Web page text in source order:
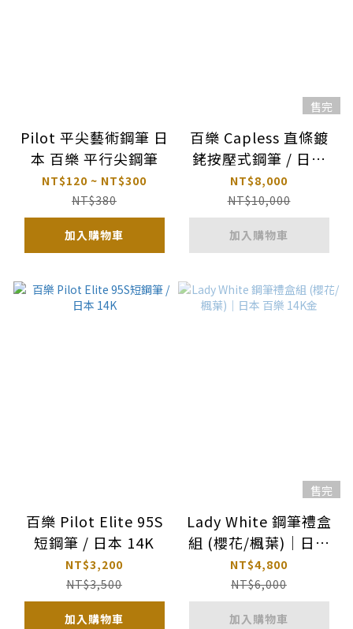
Pilot 平尖藝術鋼筆 日
本 百樂 平行尖鋼筆
NT$120 ~ NT$300
NT$380
加入購物車
售完
百樂 Capless 直條鍍
銠按壓式鋼筆 / 日本
18K
NT$8,000
NT$10,000
加入購物車
百樂 Pilot Elite 95S
短鋼筆 / 日本 14K
NT$3,200
NT$3,500
加入購物車
售完
Lady White 鋼筆禮盒
組 (櫻花/楓葉)｜日本
百樂 14K金
NT$4,800
NT$6,000
加入購物車